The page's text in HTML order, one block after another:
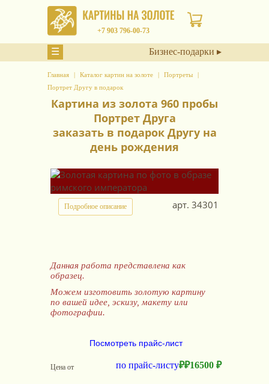
+7 903 796-00-73
☰ Бизнес-подарки ▸
Главная Каталог картин на золоте
Портреты
Портрет Другу в подарок
Картина из золота 960 пробы
Портрет Друга
заказать в подарок Другу на
день рождения
Подробное описание арт. 34301
Данная работа представлена как
образец.
Можем изготовить золотую картину
по вашей идее, эскизу, макету или
фотографии.
Посмотреть прайс-лист
Цена от 16500 ₽
₽
₽
по прайс-листу